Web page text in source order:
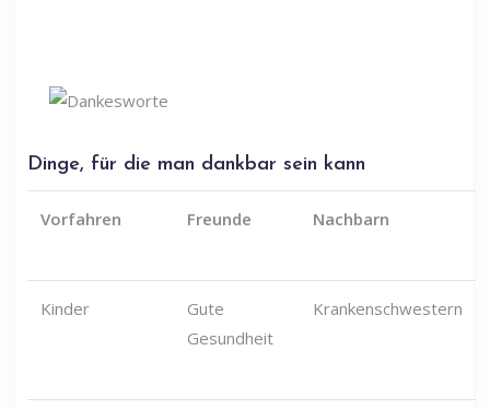
Dinge, für die man dankbar sein kann
Vorfahren Freunde Nachbarn
Kinder
Gute
Gesundheit
Krankenschwestern